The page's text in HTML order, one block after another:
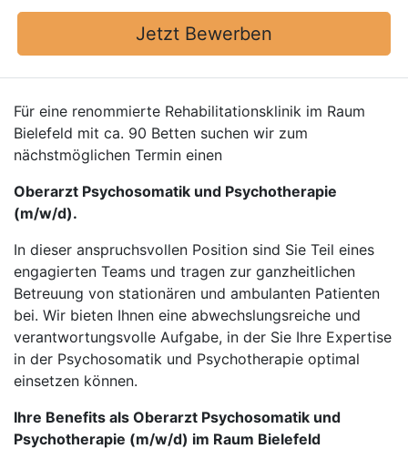
Jetzt Bewerben
Für eine renommierte Rehabilitationsklinik im Raum
Bielefeld mit ca. 90 Betten suchen wir zum
nächstmöglichen Termin einen
Oberarzt Psychosomatik und Psychotherapie
(m/w/d).
In dieser anspruchsvollen Position sind Sie Teil eines
engagierten Teams und tragen zur ganzheitlichen
Betreuung von stationären und ambulanten Patienten
bei. Wir bieten Ihnen eine abwechslungsreiche und
verantwortungsvolle Aufgabe, in der Sie Ihre Expertise
in der Psychosomatik und Psychotherapie optimal
einsetzen können.
Ihre Benefits als Oberarzt Psychosomatik und
Psychotherapie (m/w/d) im Raum Bielefeld